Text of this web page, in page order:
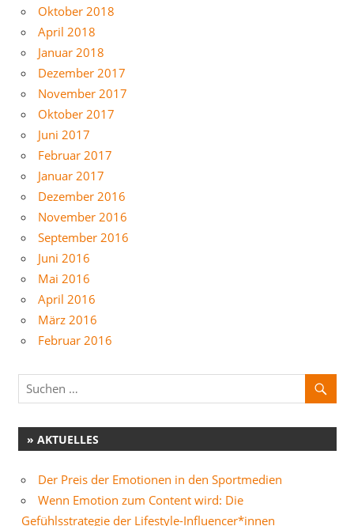
Oktober 2018
April 2018
Januar 2018
Dezember 2017
November 2017
Oktober 2017
Juni 2017
Februar 2017
Januar 2017
Dezember 2016
November 2016
September 2016
Juni 2016
Mai 2016
April 2016
März 2016
Februar 2016
» AKTUELLES
Der Preis der Emotionen in den Sportmedien
Wenn Emotion zum Content wird: Die
Gefühlsstrategie der Lifestyle-Influencer*innen